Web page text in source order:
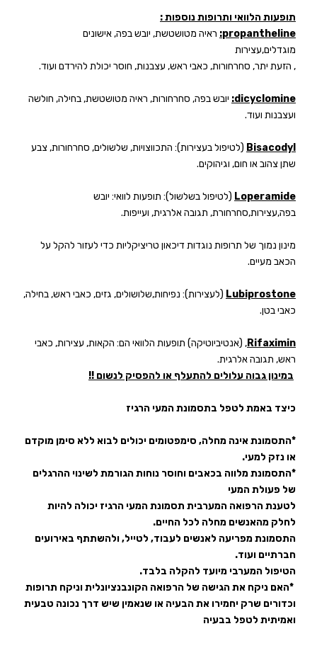
תופעות הלוואי ותרופות נוספות :
propantheline
: ראיה מטושטשת, יובש בפה, אישונים
מוגדלים,עצירות
, הזעת יתר, סחרחורות, כאבי ראש, עצבנות, חוסר יכולת להירדם ועוד.
dicyclomine
: יובש בפה, סחרחורות, ראיה מטושטשת, בחילה, חולשה
ועצבנות ועוד.
Bisacodyl (לטיפול בעצירות): התכווצויות, שלשולים, סחרחורות, צבע
שתן צהוב או חום, וגיהוקים.
Loperamide (לטיפול בשלשול): תופעות לוואי: יובש
בפה,עצירות,סחרחורת, תגובה אלרגית, ועייפות.
מינון נמוך של תרופות נוגדות דיכאון טריציקליות כדי לעזור להקל על
הכאב מעיים.
Lubiprostone (לעצירות): נפיחות,שלושולים, גזים, כאבי ראש, בחילה,
כאבי בטן.
Rifaximin, (אנטיביוטיקה) תופעות הלוואי הם: הקאות, עצירות, כאבי
ראש, תגובה אלרגית.
במינון גבוה עלולים להתעלף או להפסיק לנשום !!
כיצד באמת לטפל בתסמונת המעי הרגיז
*התסמונת אינה מחלה, סימפטומים יכולים לבוא ללא סימן מוקדם
או נזק למעי.
*התסמונת מלווה בכאבים וחוסר נוחות הגורמת לשינוי ההרגלים
של פעולת המעי
לטענת הרפואה המערבית תסמונת המעי הרגיז יכולה להיות
לחלק מהאנשים מחלה לכל החיים.
התסמונת מפריעה לאנשים לעבוד, לטייל, ולהשתתף באירועים
חברתיים ועוד.
הטיפול המערבי מיועד להקלה בלבד.
*האם ניקח את הגישה של הרפואה הקונבנציונלית וניקח תרופות
וכדורים שרק יחמירו את הבעיה או שנאמין שיש דרך נכונה טבעית
ואמיתית לטפל בבעיה